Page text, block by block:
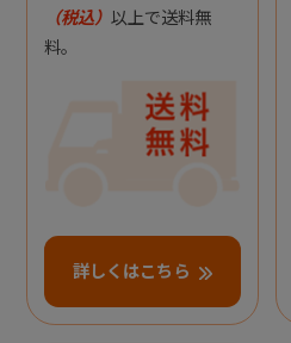
（税込） 以上で送料無
料。
詳しくはこちら